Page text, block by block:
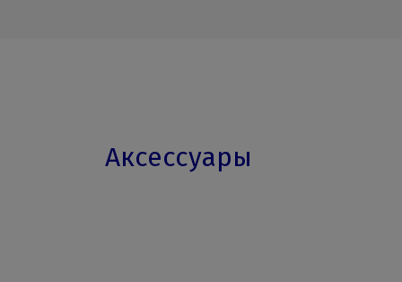
Аксессуары